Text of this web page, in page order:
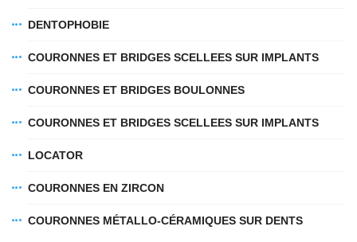
DENTOPHOBIE
COURONNES ET BRIDGES SCELLEES SUR IMPLANTS
COURONNES ET BRIDGES BOULONNES
COURONNES ET BRIDGES SCELLEES SUR IMPLANTS
LOCATOR
COURONNES EN ZIRCON
COURONNES MÉTALLO-CÉRAMIQUES SUR DENTS